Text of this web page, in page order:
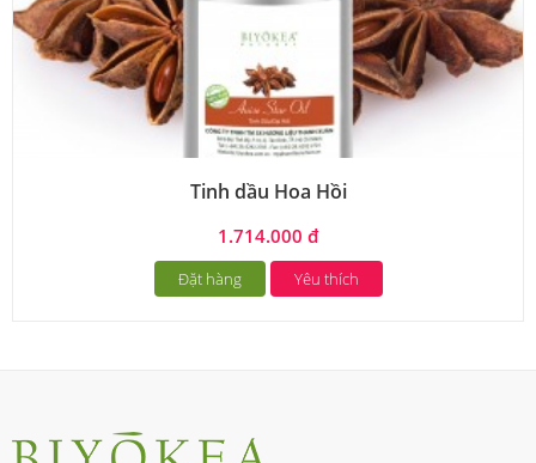
Tinh dầu Hoa Hồi
1.714.000 đ
Đặt hàng Yêu thích